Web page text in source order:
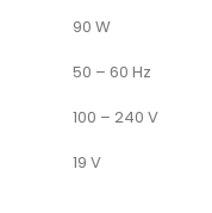
90 W
50 – 60 Hz
100 – 240 V
19 V